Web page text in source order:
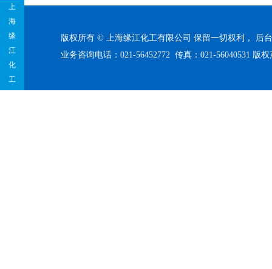
上
海
缘
江
化
工
版权所有 © 上海缘江化工有限公司 保留一切权利， 后
业务咨询电话：021-56452772 传真：021-56040531 版权